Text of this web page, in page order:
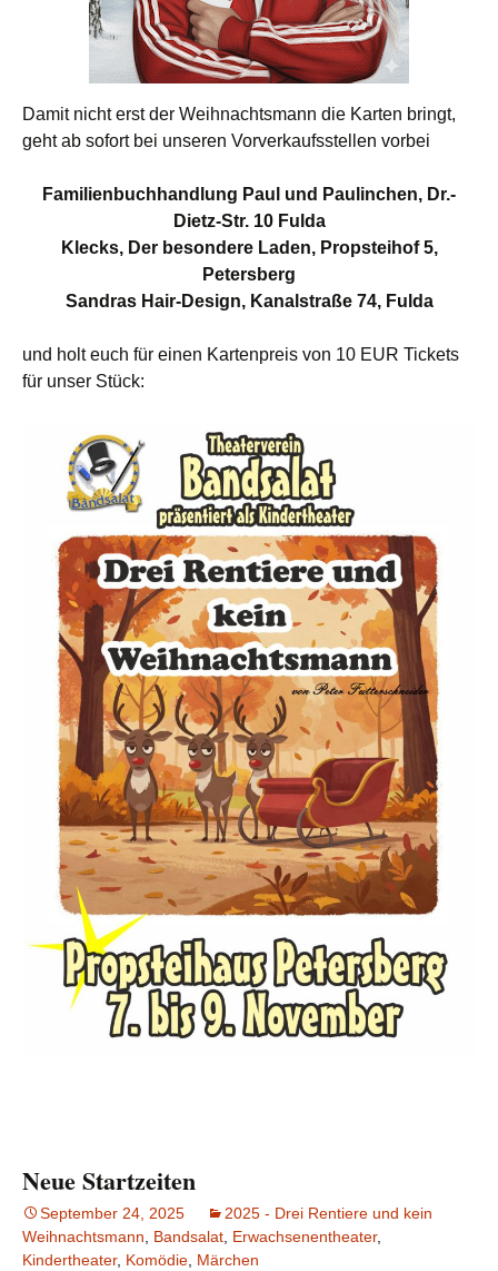
Damit nicht erst der Weihnachtsmann die Karten bringt,
geht ab sofort bei unseren Vorverkaufsstellen vorbei
Familienbuchhandlung Paul und Paulinchen, Dr.-
Dietz-Str. 10 Fulda
Klecks, Der besondere Laden, Propsteihof 5,
Petersberg
Sandras Hair-Design, Kanalstraße 74, Fulda
und holt euch für einen Kartenpreis von 10 EUR Tickets
für unser Stück:
Neue Startzeiten
September 24, 2025
2025 - Drei Rentiere und kein
Weihnachtsmann, Bandsalat, Erwachsenentheater,
Kindertheater, Komödie, Märchen